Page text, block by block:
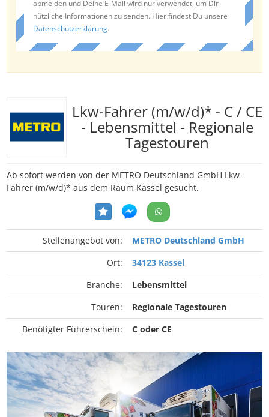
abmelden und Deine E-Mail wird nur verwendet, um Dir
nützliche Informationen zu senden. Hier findest Du unsere
Datenschutzerklärung.
Lkw-Fahrer (m/w/d)* - C / CE
- Lebensmittel - Regionale
Tagestouren
Ab sofort werden von der METRO Deutschland GmbH Lkw-
Fahrer (m/w/d)* aus dem Raum Kassel gesucht.
Stellenangebot von:
METRO Deutschland GmbH
Ort:
34123 Kassel
Branche:
Lebensmittel
Touren:
Regionale Tagestouren
Benötigter Führerschein:
C oder CE